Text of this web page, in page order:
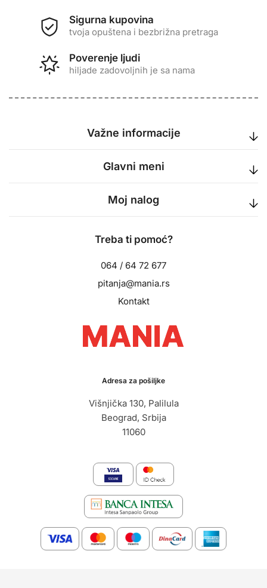
Sigurna kupovina
tvoja opuštena i bezbrižna pretraga
Poverenje ljudi
hiljade zadovoljnih je sa nama
Važne informacije
Glavni meni
Moj nalog
Treba ti pomoć?
064 / 64 72 677
pitanja@mania.rs
Kontakt
Adresa za pošiljke
Višnjička 130, Palilula
Beograd, Srbija
11060